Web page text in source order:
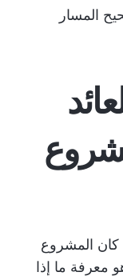
المسار
كان المشروع
معرفة ما إذا